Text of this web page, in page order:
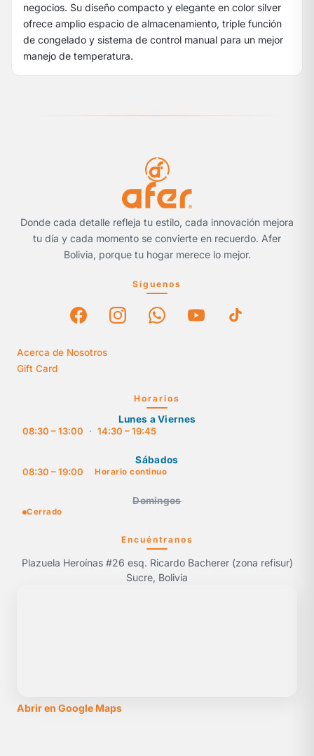
negocios. Su diseño compacto y elegante en color silver
ofrece amplio espacio de almacenamiento, triple función
de congelado y sistema de control manual para un mejor
manejo de temperatura.
Donde cada detalle refleja tu estilo, cada innovación mejora
tu día y cada momento se convierte en recuerdo. Afer
Bolivia, porque tu hogar merece lo mejor.
Síguenos
Acerca de Nosotros
Gift Card
Horarios
Lunes a Viernes
08:30 – 13:00
· 14:30 – 19:45
Sábados
08:30 – 19:00
Horario continuo
Domingos
Cerrado
Encuéntranos
Plazuela Heroínas #26 esq. Ricardo Bacherer (zona refisur)
Sucre, Bolivia
Abrir en Google Maps